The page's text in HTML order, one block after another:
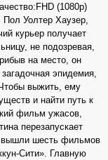
(1080p)
Уолтер Хаузер,
курьер получает
не подозревая,
на место, он
эпидемия,
выжить, ему
и найти путь к
фильм ужасов,
перезапускает
вышли шесть фильмов
Сити». Главную